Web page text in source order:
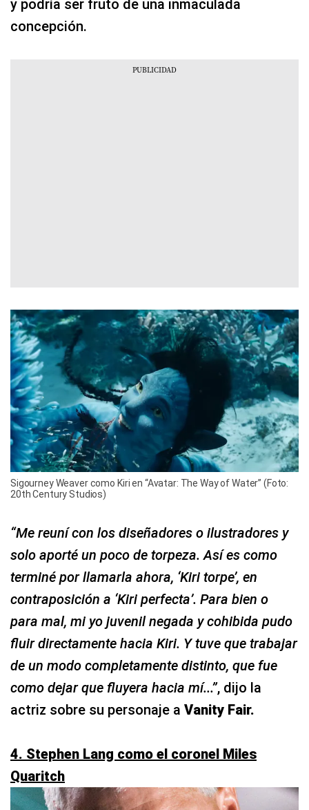
y podría ser fruto de una inmaculada
concepción.
Sigourney Weaver como Kiri en “Avatar: The Way of Water” (Foto:
20th Century Studios)
“Me reuní con los diseñadores o ilustradores y
solo aporté un poco de torpeza. Así es como
terminé por llamarla ahora, ‘Kiri torpe’, en
contraposición a ‘Kiri perfecta’. Para bien o
para mal, mi yo juvenil negada y cohibida pudo
fluir directamente hacia Kiri. Y tuve que trabajar
de un modo completamente distinto, que fue
como dejar que fluyera hacia mí...”, dijo la
actriz sobre su personaje a Vanity Fair.
4. Stephen Lang como el coronel Miles
Quaritch